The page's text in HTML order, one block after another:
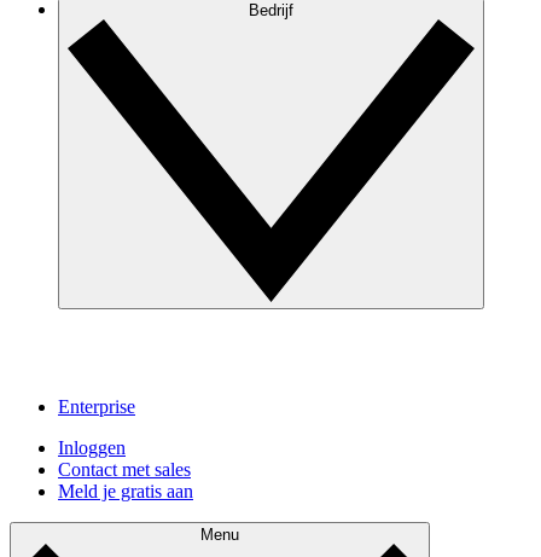
Bedrijf
Enterprise
Inloggen
Contact met sales
Meld je gratis aan
Menu